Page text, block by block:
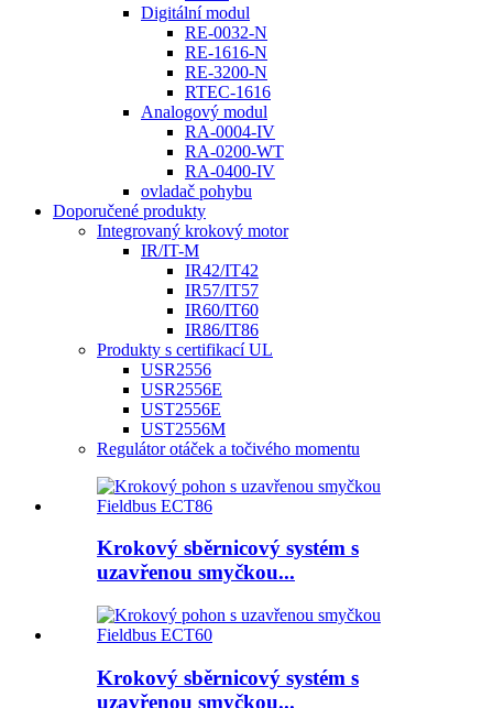
Digitální modul
RE-0032-N
RE-1616-N
RE-3200-N
RTEC-1616
Analogový modul
RA-0004-IV
RA-0200-WT
RA-0400-IV
ovladač pohybu
Doporučené produkty
Integrovaný krokový motor
IR/IT-M
IR42/IT42
IR57/IT57
IR60/IT60
IR86/IT86
Produkty s certifikací UL
USR2556
USR2556E
UST2556E
UST2556M
Regulátor otáček a točivého momentu
Krokový sběrnicový systém s
uzavřenou smyčkou...
Krokový sběrnicový systém s
uzavřenou smyčkou...